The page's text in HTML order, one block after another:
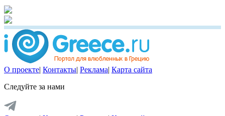
О проекте| Контакты| Реклама| Карта сайта
Следуйте за нами